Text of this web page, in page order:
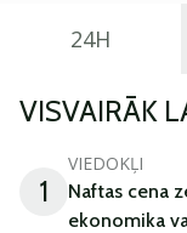
24H
VISVAIRĀK
1
VIEDOKĻI
Naftas cena
ekonomika